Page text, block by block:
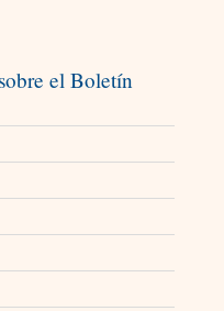
el Boletín